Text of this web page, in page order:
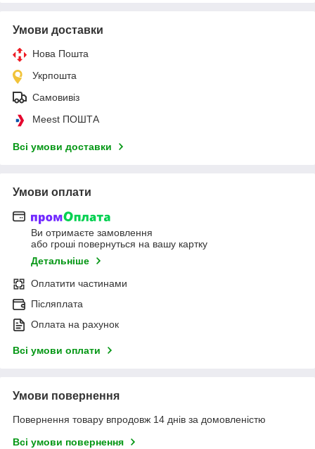
Умови доставки
Нова Пошта
Укрпошта
Самовивіз
Meest ПОШТА
Всі умови доставки
Умови оплати
Ви отримаєте замовлення
або гроші повернуться на вашу картку
Детальніше
Оплатити частинами
Післяплата
Оплата на рахунок
Всі умови оплати
Умови повернення
Повернення товару впродовж 14 днів за домовленістю
Всі умови повернення